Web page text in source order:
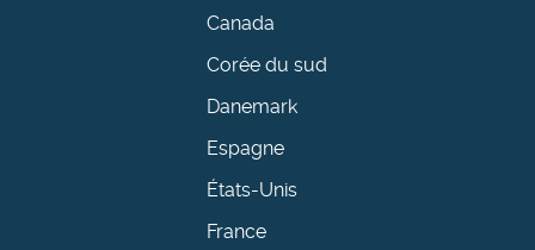
Canada
Corée du sud
Danemark
Espagne
États-Unis
France